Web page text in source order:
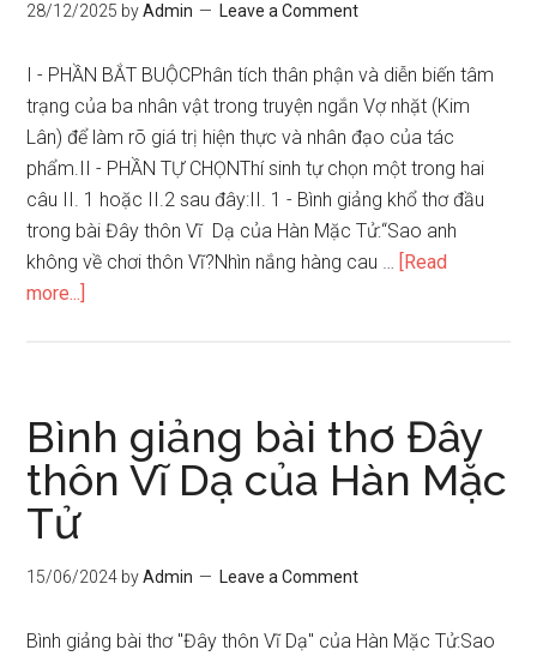
28/12/2025 byAdmin Leave a Comment
I - PHẦN BẮT BUỘCPhân tích thân phận và diễn biến tâm
trạng của ba nhân vật trong truyện ngắn Vợ nhặt (Kim
Lân) để làm rõ giá trị hiện thực và nhân đạo của tác
phẩm.II - PHẦN TỰ CHỌNThí sinh tự chọn một trong hai
câu II. 1 hoặc II.2 sau đây:II. 1 - Bình giảng khổ thơ đầu
trong bài Đây thôn Vĩ Dạ của Hàn Mặc Tử:“Sao anh
không về chơi thôn Vĩ?Nhìn nắng hàng cau … [Read
more...]
lọc
và
đáp
học
4
Bình giảng bài thơ Đây
thôn Vĩ Dạ của Hàn Mặc
Tử
15/06/2024 byAdmin Leave a Comment
Bình giảng bài thơ "Đây thôn Vĩ Dạ" của Hàn Mặc Tử:Sao